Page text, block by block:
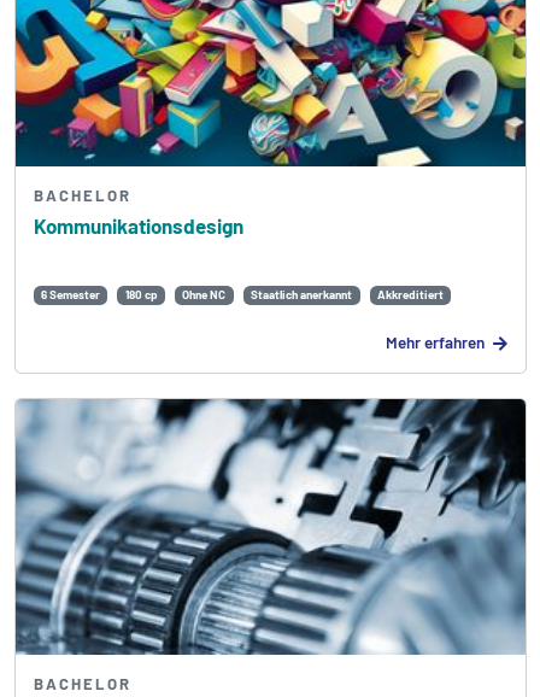
Kommunikations­design
BACHELOR
6 Semester 180 cp Ohne NC Staatlich anerkannt Akkreditiert
Mehr erfahren
BACHELOR